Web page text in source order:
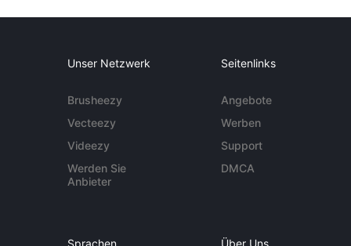
Unser Netzwerk
Brusheezy
Vecteezy
Videezy
Werden Sie
Anbieter
Seitenlinks
Angebote
Werben
Support
DMCA
Sprachen Über Uns